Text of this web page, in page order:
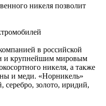
никеля позволит
в российской
и крупнейшим мировым
никеля, а также
и меди. «Норникель»
серебро, золото, иридий,